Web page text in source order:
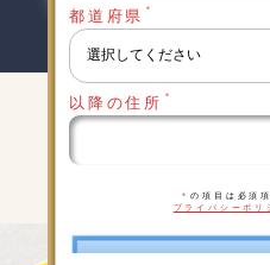
都道府県 ＊
以降の住所 ＊
＊の項目は必須
プライバシーポリ
キャンペ